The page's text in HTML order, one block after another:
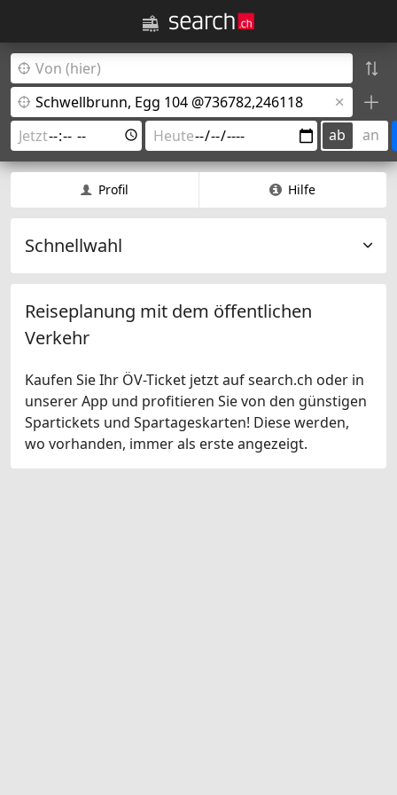
ab an
Profil Hilfe
Schnellwahl
Reiseplanung mit dem öffentlichen
Verkehr
Kaufen Sie Ihr ÖV-Ticket jetzt auf search.ch oder in
unserer App und profitieren Sie von den günstigen
Spartickets und Spartageskarten! Diese werden,
wo vorhanden, immer als erste angezeigt.